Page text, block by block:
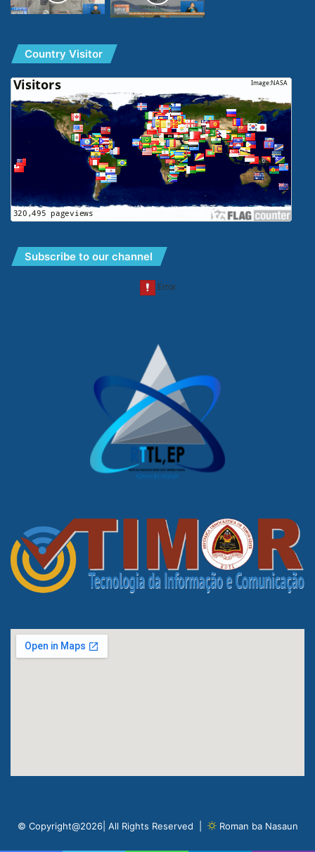
Country Visitor
Subscribe to our channel
© Copyright@2026| All Rights Reserved | Roman ba Nasaun